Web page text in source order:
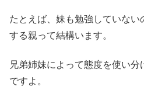
たとえば、妹も勉強していな
する親って結構います。
兄弟姉妹によって態度を使い
ですよ。